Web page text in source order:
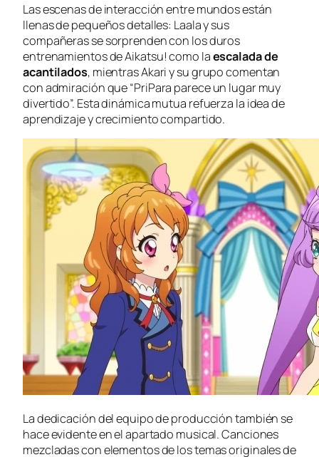
Las escenas de interacción entre mundos están
llenas de pequeños detalles: Laala y sus
compañeras se sorprenden con los duros
entrenamientos deAikatsu!como laescalada de
acantilados, mientras Akari y su grupo comentan
con admiración que “PriPara parece un lugar muy
divertido”. Esta dinámica mutua refuerza la idea de
aprendizaje y crecimiento compartido.
La dedicación del equipo de producción también se
hace evidente en el apartado musical. Canciones
mezcladas con elementos de los temas originales de